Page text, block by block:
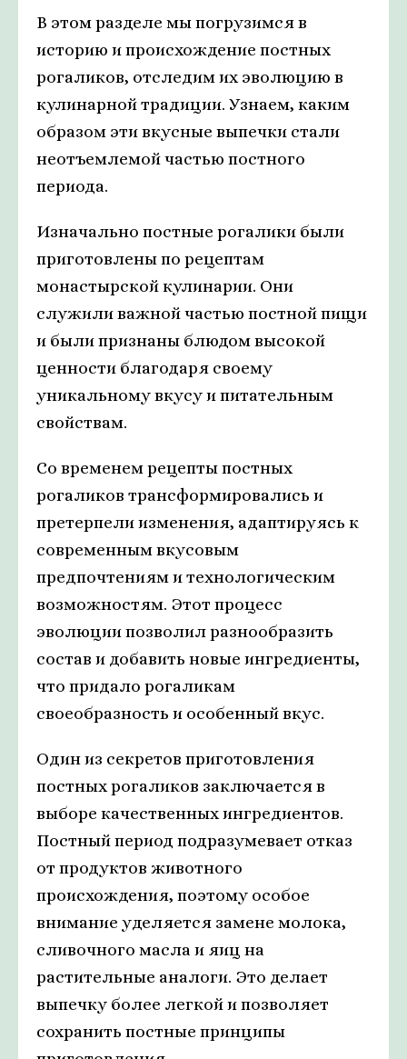
В этом разделе мы погрузимся в
историю и происхождение постных
рогаликов, отследим их эволюцию в
кулинарной традиции. Узнаем, каким
образом эти вкусные выпечки стали
неотъемлемой частью постного
периода.
Изначально постные рогалики были
приготовлены по рецептам
монастырской кулинарии. Они
служили важной частью постной пищи
и были признаны блюдом высокой
ценности благодаря своему
уникальному вкусу и питательным
свойствам.
Со временем рецепты постных
рогаликов трансформировались и
претерпели изменения, адаптируясь к
современным вкусовым
предпочтениям и технологическим
возможностям. Этот процесс
эволюции позволил разнообразить
состав и добавить новые ингредиенты,
что придало рогаликам
своеобразность и особенный вкус.
Один из секретов приготовления
постных рогаликов заключается в
выборе качественных ингредиентов.
Постный период подразумевает отказ
от продуктов животного
происхождения, поэтому особое
внимание уделяется замене молока,
сливочного масла и яиц на
растительные аналоги. Это делает
выпечку более легкой и позволяет
сохранить постные принципы